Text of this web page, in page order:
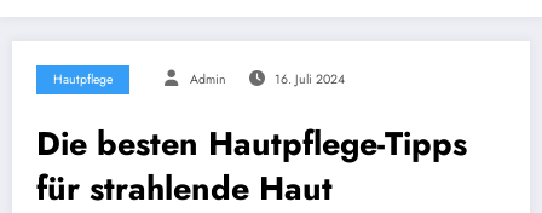
Hautpflege Admin 16. Juli 2024
Die besten Hautpflege-Tipps
für strahlende Haut